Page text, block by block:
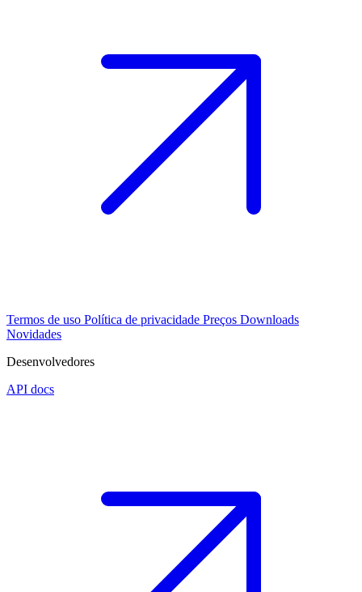
Termos de uso Política de privacidade Preços Downloads
Novidades
Desenvolvedores
API docs